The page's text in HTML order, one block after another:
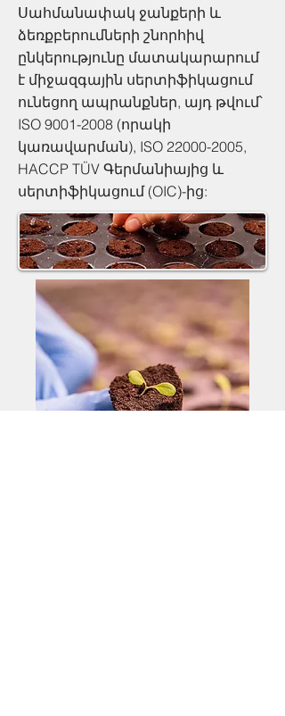
Սահմանափակ ջանքերի և
ձեռքբերումների շնորհիվ
ընկերությունը մատակարարում
է միջազգային սերտիֆիկացում
ունեցող ապրանքներ, այդ թվում՝
ISO 9001-2008 (որակի
կառավարման), ISO 22000-2005,
HACCP TÜV Գերմանիայից և
սերտիֆիկացում (OIC)-ից: